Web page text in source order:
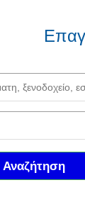
Αναζήτηση